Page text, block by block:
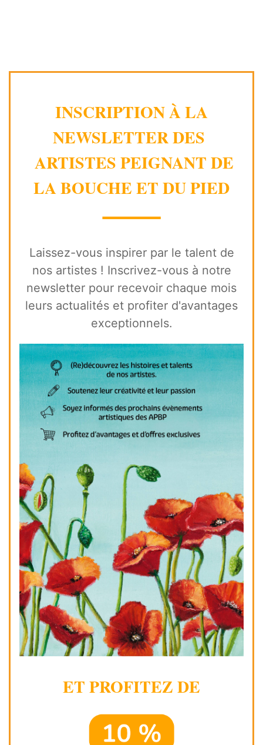
INSCRIPTION À LA
NEWSLETTER DES
ARTISTES PEIGNANT DE
LA BOUCHE ET DU PIED
⸻
Laissez-vous inspirer par le talent de
nos artistes ! Inscrivez-vous à notre
newsletter pour recevoir chaque mois
leurs actualités et profiter d'avantages
exceptionnels.
ET PROFITEZ DE